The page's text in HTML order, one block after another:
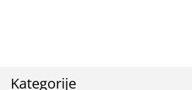
Kategorije